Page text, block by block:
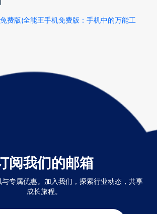
费版(全能王手机免费版：手机中的万能工
阅我们的邮箱
专属优惠。加入我们，探索行业动态，共享
成长旅程。